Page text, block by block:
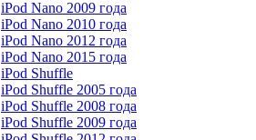
iPod Nano 2009 года
iPod Nano 2010 года
iPod Nano 2012 года
iPod Nano 2015 года
iPod Shuffle
iPod Shuffle 2005 года
iPod Shuffle 2008 года
iPod Shuffle 2009 года